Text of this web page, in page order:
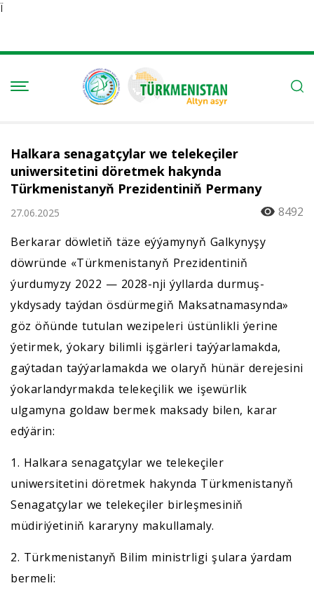
Ï
Halkara senagatçylar we telekeçiler
uniwersitetini döretmek hakynda
Türkmenistanyň Prezidentiniň Permany
27.06.2025
8492
Berkarar döwletiň täze eýýamynyň Galkynyşy
döwründe «Türkmenistanyň Prezidentiniň
ýurdumyzy 2022 — 2028-nji ýyllarda durmuş-
ykdysady taýdan ösdürmegiň Maksatnamasynda»
göz öňünde tutulan wezipeleri üstünlikli ýerine
ýetirmek, ýokary bilimli işgärleri taýýarlamakda,
gaýtadan taýýarlamakda we olaryň hünär derejesini
ýokarlandyrmakda telekeçilik we işewürlik
ulgamyna goldaw bermek maksady bilen, karar
edýärin:
1. Halkara senagatçylar we telekeçiler
uniwersitetini döretmek hakynda Türkmenistanyň
Senagatçylar we telekeçiler birleşmesiniň
müdiriýetiniň kararyny makullamaly.
2. Türkmenistanyň Bilim ministrligi şulara ýardam
bermeli: